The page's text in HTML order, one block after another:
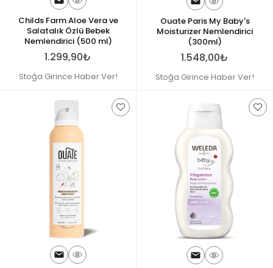
Childs Farm Aloe Vera ve
Salatalık Özlü Bebek
Nemlendirici (500 ml)
1.299,90₺
Stoğa Girince Haber Ver!
Ouate Paris My Baby's
Moisturizer Nemlendirici
(300ml)
1.548,00₺
Stoğa Girince Haber Ver!